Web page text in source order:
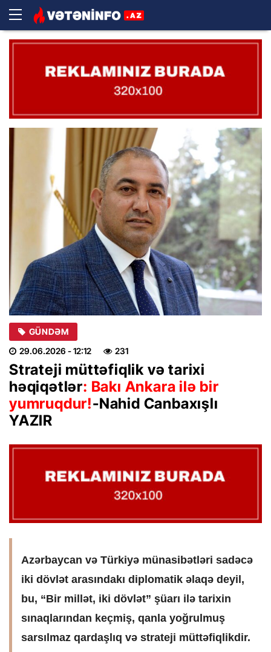
GÜNDƏM
29.06.2026 - 12:12 231
Strateji müttəfiqlik və tarixi
həqiqətlər: Bakı Ankara ilə bir
yumruqdur!-Nahid Canbaxışlı
YAZIR
Azərbaycan və Türkiyə münasibətləri sadəcə
iki dövlət arasındakı diplomatik əlaqə deyil,
bu, “Bir millət, iki dövlət” şüarı ilə tarixin
sınaqlarından keçmiş, qanla yoğrulmuş
sarsılmaz qardaşlıq və strateji müttəfiqlikdir.